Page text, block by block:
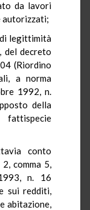
da lavori
autorizzati;
legittimità
del decreto
(Riordino
a norma
1992, n.
della
conto
comma 5,
n. 16
sui redditi,
abitazione,